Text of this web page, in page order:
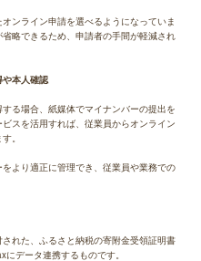
ンライン申請を選べるようになっていま
略できるため、申請者の手間が軽減され
や本人確認
る場合、紙媒体でマイナンバーの提出を
スを活用すれば、従業員からオンライン
。
より適正に管理でき、従業員や業務での
れた、ふるさと納税の寄附金受領証明書
データ連携するものです。